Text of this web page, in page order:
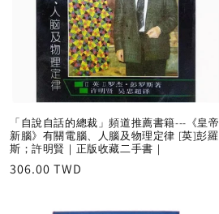
「自說自話的總裁」頻道推薦書籍---《皇帝
新腦》有關電腦、人腦及物理定律 [英]彭羅
斯；許明賢｜正版收藏二手書｜
Regular
306.00 TWD